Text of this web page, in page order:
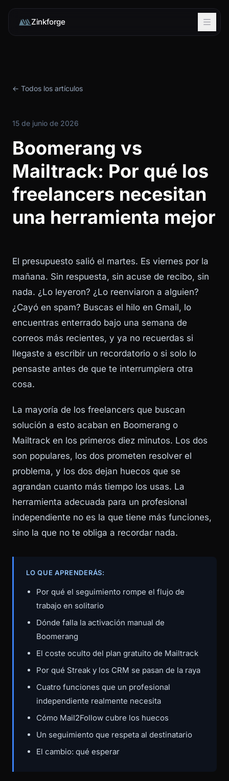
Zinkforge
← Todos los artículos
15 de junio de 2026
Boomerang vs
Mailtrack: Por qué los
freelancers necesitan
una herramienta mejor
El presupuesto salió el martes. Es viernes por la
mañana. Sin respuesta, sin acuse de recibo, sin
nada. ¿Lo leyeron? ¿Lo reenviaron a alguien?
¿Cayó en spam? Buscas el hilo en Gmail, lo
encuentras enterrado bajo una semana de
correos más recientes, y ya no recuerdas si
llegaste a escribir un recordatorio o si solo lo
pensaste antes de que te interrumpiera otra
cosa.
La mayoría de los freelancers que buscan
solución a esto acaban en Boomerang o
Mailtrack en los primeros diez minutos. Los dos
son populares, los dos prometen resolver el
problema, y los dos dejan huecos que se
agrandan cuanto más tiempo los usas. La
herramienta adecuada para un profesional
independiente no es la que tiene más funciones,
sino la que no te obliga a recordar nada.
LO QUE APRENDERÁS:
Por qué el seguimiento rompe el flujo de
trabajo en solitario
Dónde falla la activación manual de
Boomerang
El coste oculto del plan gratuito de Mailtrack
Por qué Streak y los CRM se pasan de la raya
Cuatro funciones que un profesional
independiente realmente necesita
Cómo Mail2Follow cubre los huecos
Un seguimiento que respeta al destinatario
El cambio: qué esperar